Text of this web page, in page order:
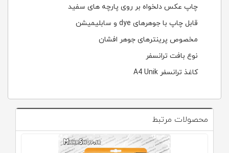
چاپ عکس دلخواه بر روی پارچه های سفید
قابل چاپ با جوهرهای dye و سابلیمیشن
مخصوص پرینترهای جوهر افشان
نوع بافت ترانسفر
کاغذ ترانسفر A4 Unik
محصولات مرتبط